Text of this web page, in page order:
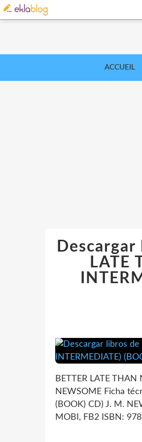
ACCUEIL
LATE
BETTER LATE THAN
NEWSOME Ficha
(BOOK) CD) J. M.
MOBI, FB2 ISBN: